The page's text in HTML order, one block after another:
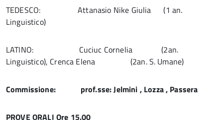
TEDESCO: Attanasio Nike Giulia (1 an.
Linguistico)
LATINO: Cuciuc Cornelia (2an.
Linguistico), Crenca Elena (2an. S. Umane)
Commissione: prof.sse: Jelmini , Lozza , Passera
PROVE ORALI Ore 15.00